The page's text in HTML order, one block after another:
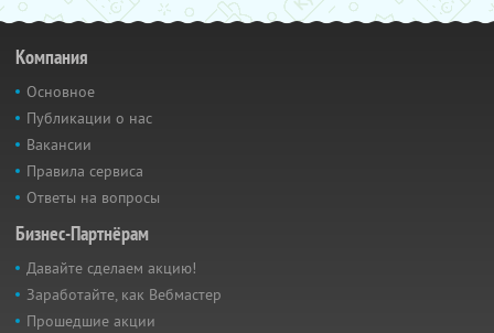
Компания
Основное
Публикации о нас
Вакансии
Правила сервиса
Ответы на вопросы
Бизнес-Партнёрам
Давайте сделаем акцию!
Заработайте, как Вебмастер
Прошедшие акции